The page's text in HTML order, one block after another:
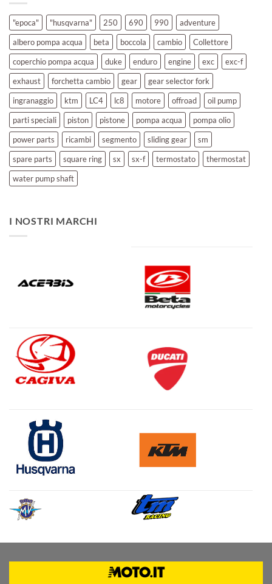
"epoca" "husqvarna" 250 690 990
adventure
albero pompa acqua
beta boccola cambio
Collettore
coperchio pompa acqua
duke enduro engine exc
exc-f
exhaust
forchetta cambio gear
gear selector fork
ingranaggio
ktm LC4 lc8 motore offroad
oil pump
parti speciali
piston pistone pompa acqua
pompa olio
power parts
ricambi segmento sliding gear
sm
spare parts
square ring sx sx-f termostato
thermostat
water pump shaft
I NOSTRI MARCHI